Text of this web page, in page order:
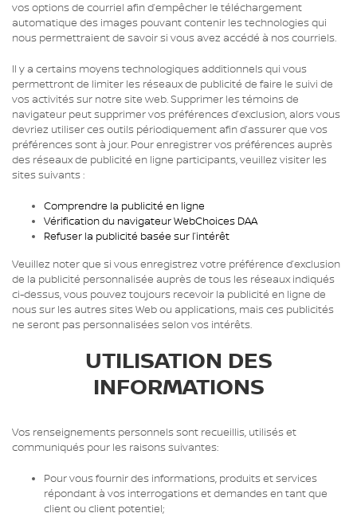
vos options de courriel afin d’empêcher le téléchargement
automatique des images pouvant contenir les technologies qui
nous permettraient de savoir si vous avez accédé à nos courriels.
Il y a certains moyens technologiques additionnels qui vous
permettront de limiter les réseaux de publicité de faire le suivi de
vos activités sur notre site web. Supprimer les témoins de
navigateur peut supprimer vos préférences d’exclusion, alors vous
devriez utiliser ces outils périodiquement afin d’assurer que vos
préférences sont à jour. Pour enregistrer vos préférences auprès
des réseaux de publicité en ligne participants, veuillez visiter les
sites suivants :
Comprendre la publicité en ligne
Vérification du navigateur WebChoices DAA
Refuser la publicité basée sur l’intérêt
Veuillez noter que si vous enregistrez votre préférence d’exclusion
de la publicité personnalisée auprès de tous les réseaux indiqués
ci-dessus, vous pouvez toujours recevoir la publicité en ligne de
nous sur les autres sites Web ou applications, mais ces publicités
ne seront pas personnalisées selon vos intérêts.
UTILISATION DES
INFORMATIONS
Vos renseignements personnels sont recueillis, utilisés et
communiqués pour les raisons suivantes:
Pour vous fournir des informations, produits et services
répondant à vos interrogations et demandes en tant que
client ou client potentiel;